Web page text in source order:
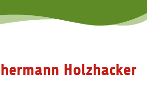
Holzhacker